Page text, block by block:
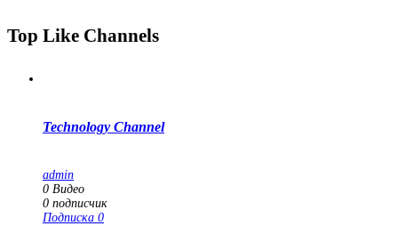
Top Like Channels
Technology Channel
admin
0 Видео
0 подписчик
Подписка 0